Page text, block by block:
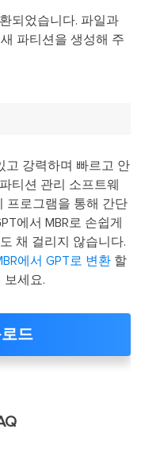
되었습니다. 파일과
파티션을 생성해 주
고 강력하며 빠르고 안
티션 관리 소프트웨
프로그램을 통해 간단
에서 MBR로 손쉽게
채 걸리지 않습니다.
에서 GPT로 변환 할
보세요.
드